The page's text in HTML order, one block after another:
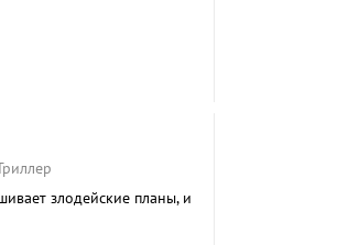
злодейские планы, и